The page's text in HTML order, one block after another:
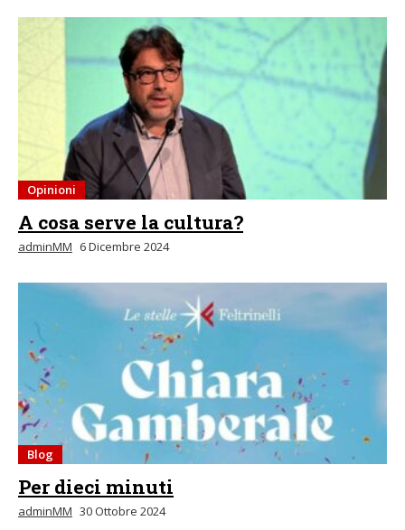
Opinioni
A cosa serve la cultura?
adminMM 6 Dicembre 2024
Blog
Per dieci minuti
adminMM 30 Ottobre 2024